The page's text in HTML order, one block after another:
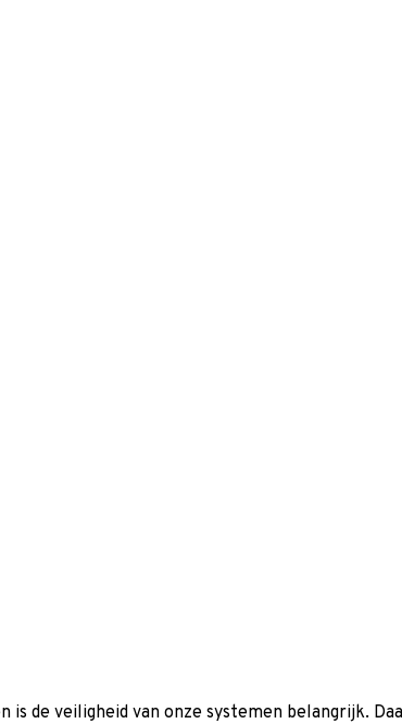
de veiligheid van onze systemen belangrijk.